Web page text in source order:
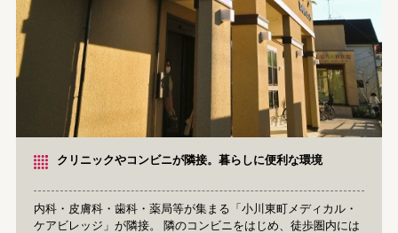
クリニックやコンビニが隣接。暮らしに便利な環境
内科・皮膚科・歯科・薬局等が集まる「小川東町メディカル・
ケアビレッジ」が隣接。 隣のコンビニをはじめ、徒歩圏内には